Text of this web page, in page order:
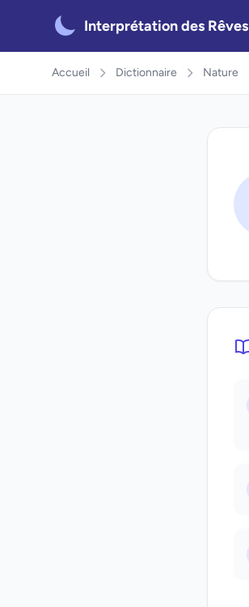
Interprétation des Rêves
Accueil Dictionnaire Nature